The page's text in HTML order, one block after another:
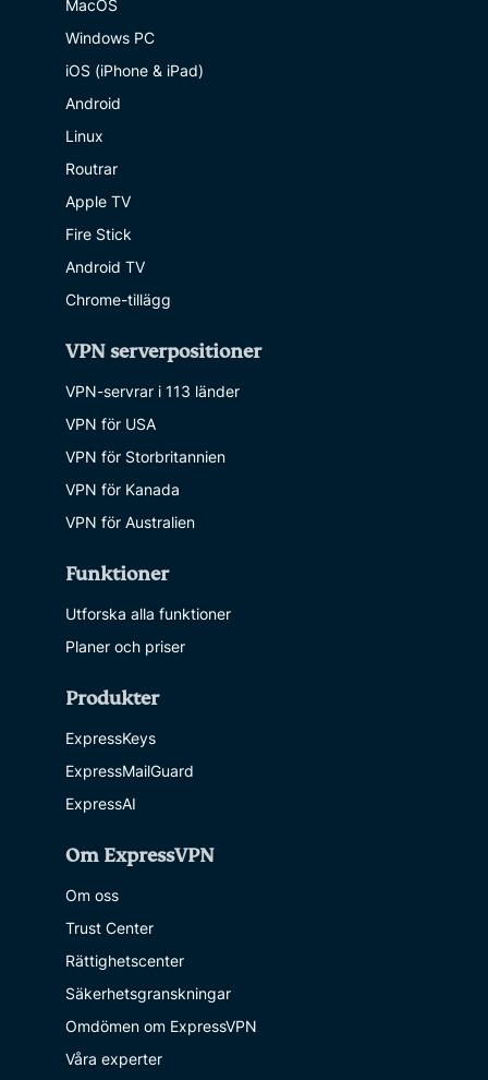
MacOS
Windows PC
iOS (iPhone & iPad)
Android
Linux
Routrar
Apple TV
Fire Stick
Android TV
Chrome-tillägg
VPN serverpositioner
VPN-servrar i 113 länder
VPN för USA
VPN för Storbritannien
VPN för Kanada
VPN för Australien
Funktioner
Utforska alla funktioner
Planer och priser
Produkter
ExpressKeys
ExpressMailGuard
ExpressAI
Om ExpressVPN
Om oss
Trust Center
Rättighetscenter
Säkerhetsgranskningar
Omdömen om ExpressVPN
Våra experter